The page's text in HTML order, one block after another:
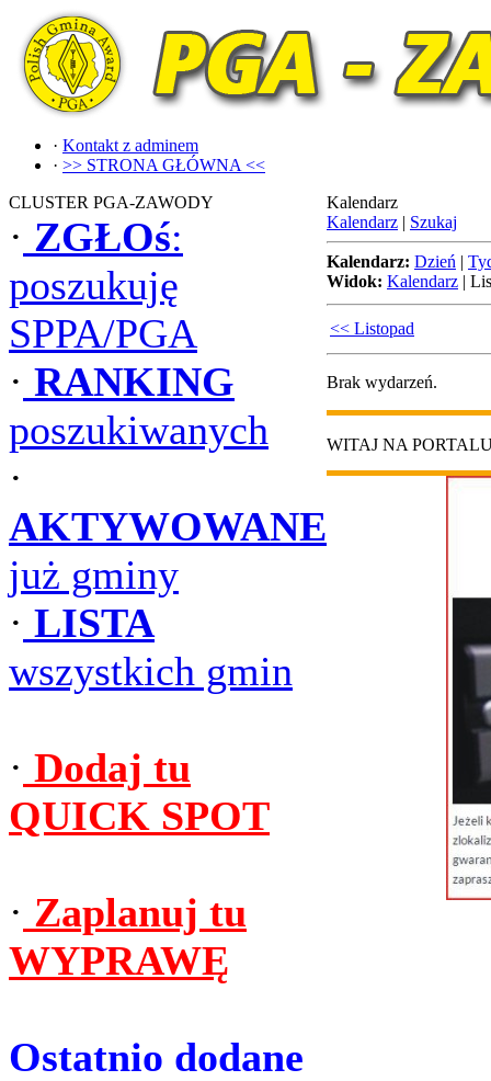
· Kontakt z adminem
· >> STRONA GŁÓWNA <<
CLUSTER PGA-ZAWODY
· ZGŁOś:
poszukuję
SPPA/PGA
· RANKING
poszukiwanych
·
AKTYWOWANE
już gminy
· LISTA
wszystkich gmin
· Dodaj tu
QUICK SPOT
· Zaplanuj tu
WYPRAWĘ
Ostatnio dodane
Kalendarz
Kalendarz | Szukaj
Kalendarz: Dzień |
Widok: Kalendarz |
<< Listopad
Brak wydarzeń.
WITAJ NA